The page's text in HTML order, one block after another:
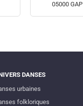
05000 GAP
DANSES
urbaines
folkloriques